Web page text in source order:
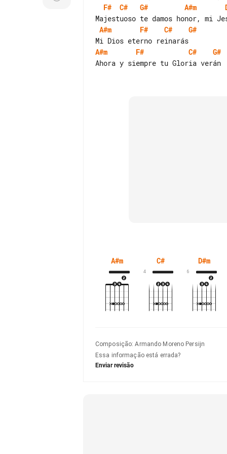
F#
C# G# A#m
A#m
F# C#
G#
A#m
F# C#
G#
Ahora y siempre tu Gloria verán
A#m C#
4
D#m
6
Composição:Armando Moreno Persijn
Essa informação está errada?
Enviar revisão